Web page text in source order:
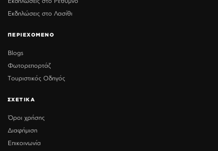
Εκδηλώσεις στο Λασίθι
ΠΕΡΙΕΧΟΜΕΝΟ
Blogs
Φωτορεπορτάζ
Τουριστικός Οδηγός
ΣΧΕΤΙΚΑ
Όροι χρήσης
Διαφήμιση
Επικοινωνία